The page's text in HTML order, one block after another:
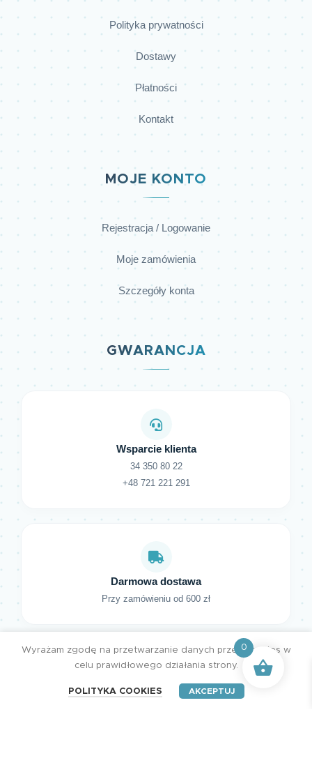
Polityka prywatności
Dostawy
Płatności
Kontakt
MOJE KONTO
Rejestracja / Logowanie
Moje zamówienia
Szczegóły konta
GWARANCJA
Wsparcie klienta
34 350 80 22
+48 721 221 291
Darmowa dostawa
Przy zamówieniu od 600 zł
Wyrażam zgodę na przetwarzanie danych przez cookies w
celu prawidłowego działania strony.
POLITYKA COOKIES AKCEPTUJ
0